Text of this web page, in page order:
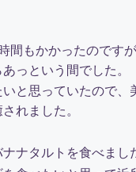
間もかかったのです
っという間でした。
と思っていたので、
れました。
ナタルトを食べまし